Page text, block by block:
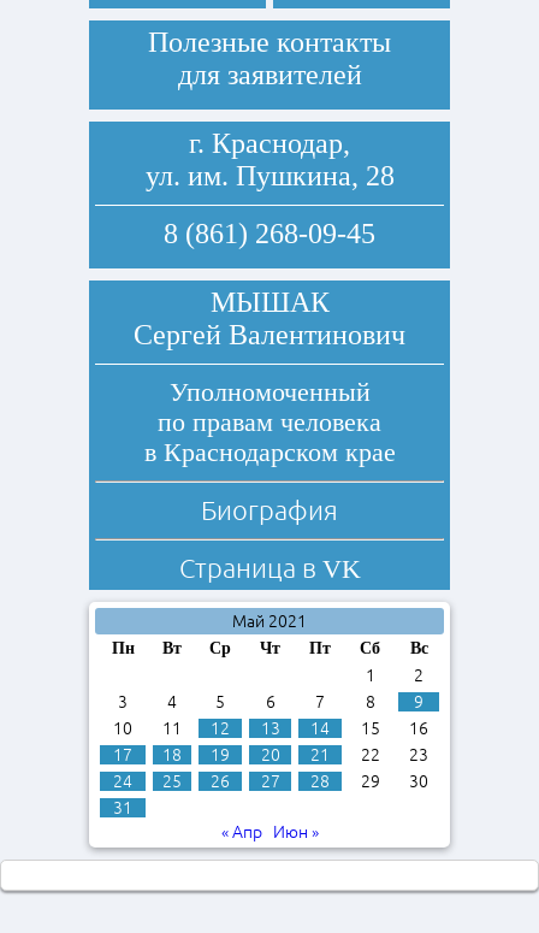
Полезные контакты
для заявителей
г. Краснодар,
ул. им. Пушкина, 28
8 (861) 268-09-45
МЫШАК
Сергей Валентинович
Уполномоченный
по правам человека
в Краснодарском крае
Биография
Страница в VK
Май 2021
Пн Вт Ср Чт Пт Сб Вс
1
2
3
4 5 6 7 8
9
10
11 12 13 14 15
16
17
18 19 20 21 22
23
24
25 26 27 28 29
30
31
« Апр
Июн »